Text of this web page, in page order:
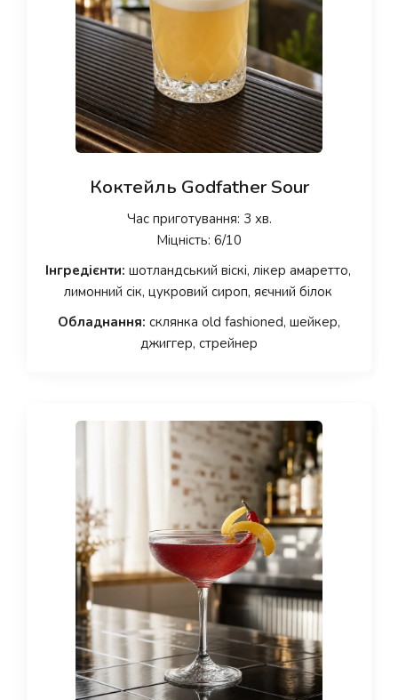
Коктейль Godfather Sour
Час приготування: 3 хв.
Міцність: 6/10
Інгредієнти: шотландський віскі, лікер амаретто,
лимонний сік, цукровий сироп, яєчний білок
Обладнання: склянка old fashioned, шейкер,
джиггер, стрейнер